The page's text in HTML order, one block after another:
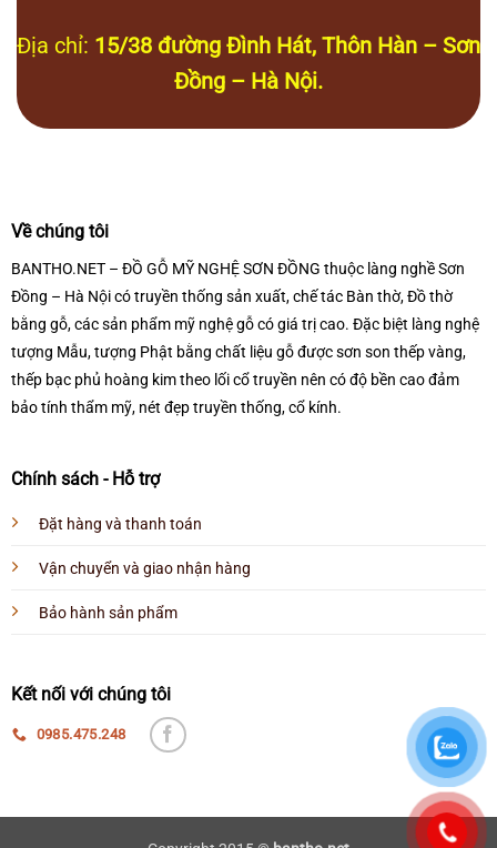
Địa chỉ: 15/38 đường Đình Hát, Thôn Hàn – Sơn
Đồng – Hà Nội.
Về chúng tôi
BANTHO.NET – ĐỒ GỖ MỸ NGHỆ SƠN ĐỒNG thuộc làng nghề Sơn
Đồng – Hà Nội có truyền thống sản xuất, chế tác Bàn thờ, Đồ thờ
bằng gỗ, các sản phẩm mỹ nghệ gỗ có giá trị cao. Đặc biệt làng nghệ
tượng Mẫu, tượng Phật bằng chất liệu gỗ được sơn son thếp vàng,
thếp bạc phủ hoàng kim theo lối cổ truyền nên có độ bền cao đảm
bảo tính thẩm mỹ, nét đẹp truyền thống, cổ kính.
Chính sách - Hỗ trợ
Đặt hàng và thanh toán
Vận chuyển và giao nhận hàng
Bảo hành sản phẩm
Kết nối với chúng tôi
0985.475.248